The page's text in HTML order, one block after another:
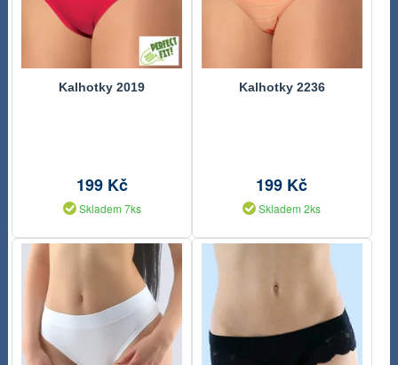
Kalhotky 2019
199 Kč
Skladem 7ks
Kalhotky 2236
199 Kč
Skladem 2ks